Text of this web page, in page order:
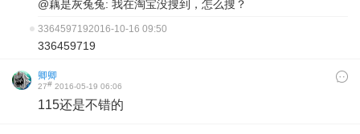
@藕是灰兔兔: 我在淘宝没搜到，怎么搜？
3364597192016-10-16 09:50
336459719
卿卿
27# 2016-05-19 06:06
115还是不错的